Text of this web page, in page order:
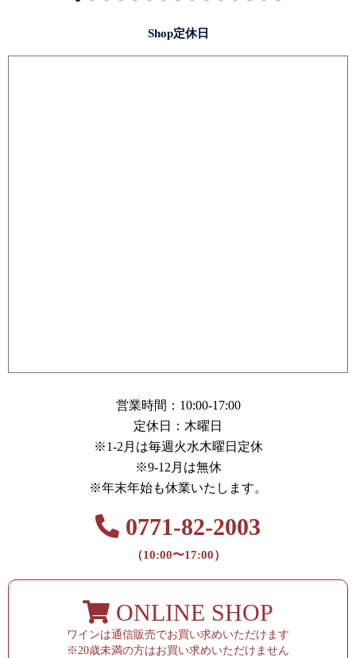
Shop定休日
営業時間：10:00-17:00
定休日：木曜日
※1-2月は毎週火水木曜日定休
※9-12月は無休
※年末年始も休業いたします。
0771-82-2003
（10:00〜17:00）
ONLINE SHOP
ワインは通信販売でお買い求めいただけます
※20歳未満の方はお買い求めいただけません